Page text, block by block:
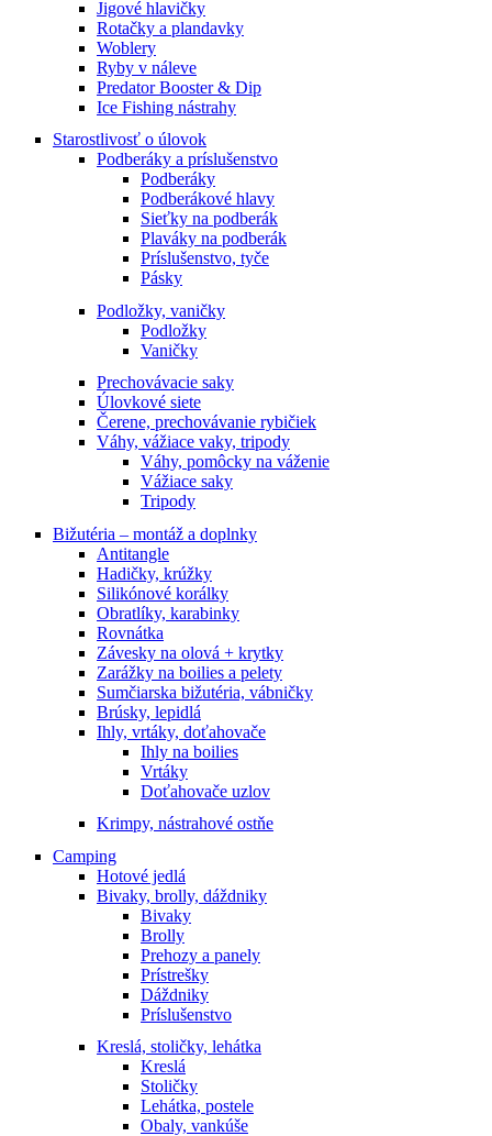
Jigové hlavičky
Rotačky a plandavky
Woblery
Ryby v náleve
Predator Booster & Dip
Ice Fishing nástrahy
Starostlivosť o úlovok
Podberáky a príslušenstvo
Podberáky
Podberákové hlavy
Sieťky na podberák
Plaváky na podberák
Príslušenstvo, tyče
Pásky
Podložky, vaničky
Podložky
Vaničky
Prechovávacie saky
Úlovkové siete
Čerene, prechovávanie rybičiek
Váhy, vážiace vaky, tripody
Váhy, pomôcky na váženie
Vážiace saky
Tripody
Bižutéria – montáž a doplnky
Antitangle
Hadičky, krúžky
Silikónové korálky
Obratlíky, karabinky
Rovnátka
Závesky na olová + krytky
Zarážky na boilies a pelety
Sumčiarska bižutéria, vábničky
Brúsky, lepidlá
Ihly, vrtáky, doťahovače
Ihly na boilies
Vrtáky
Doťahovače uzlov
Krimpy, nástrahové ostňe
Camping
Hotové jedlá
Bivaky, brolly, dáždniky
Bivaky
Brolly
Prehozy a panely
Prístrešky
Dáždniky
Príslušenstvo
Kreslá, stoličky, lehátka
Kreslá
Stoličky
Lehátka, postele
Obaly, vankúše